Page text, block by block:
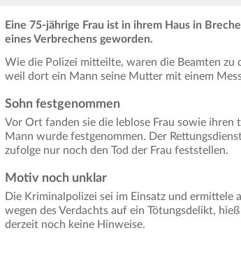
Eine 75-jährige Frau ist in ihrem Haus in
eines Verbrechens geworden.
Wie die Polizei mitteilte, waren die Beamten
weil dort ein Mann seine Mutter mit einem
Sohn festgenommen
Vor Ort fanden sie die leblose Frau sowie
Mann wurde festgenommen. Der
zufolge nur noch den Tod der Frau feststellen.
Motiv noch unklar
Die Kriminalpolizei sei im Einsatz und
wegen des Verdachts auf ein Tötungsdelikt,
derzeit noch keine Hinweise.